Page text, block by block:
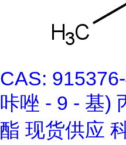
CAS:
咔唑 - 9 - 基)
酯 现货供应